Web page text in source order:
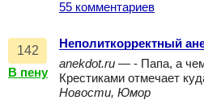
55 комментариев
142
В пену
Неполиткорректный
anekdot.ru — - Папа, а
Крестиками отмечает
Новости, Юмор